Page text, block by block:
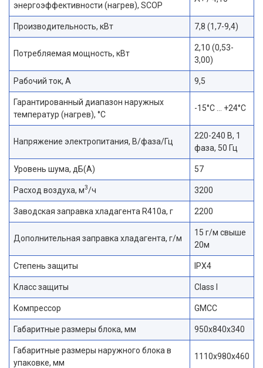
энергоэффективности (нагрев), SCOP
Производительность, кВт 7,8 (1,7-9,4)
Потребляемая мощность, кВт
2,10 (0,53-
3,00)
Рабочий ток, А 9,5
Гарантированный диапазон наружных
температур (нагрев), °С
-15°C … +24°C
Напряжение электропитания, В/фаза/Гц
220-240 В, 1
фаза, 50 Гц
Уровень шума, дБ(A) 57
Расход воздуха, м3/ч 3200
Заводская заправка хладагента R410a, г 2200
Дополнительная заправка хладагента, г/м
15 г/м свыше
20м
Степень защиты IPX4
Класс защиты Class I
Компрессор GMCC
Габаритные размеры блока, мм 950x840x340
Габаритные размеры наружного блока в
упаковке, мм
1110x980x460